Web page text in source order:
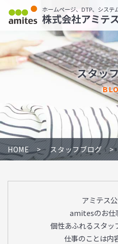
ホームページ、DTP、システ
株式会社アミテ
スタッ
HOME スタッフブログ
アミテス
amitesのお仕
個性あふれるスタッ
仕事のことは内